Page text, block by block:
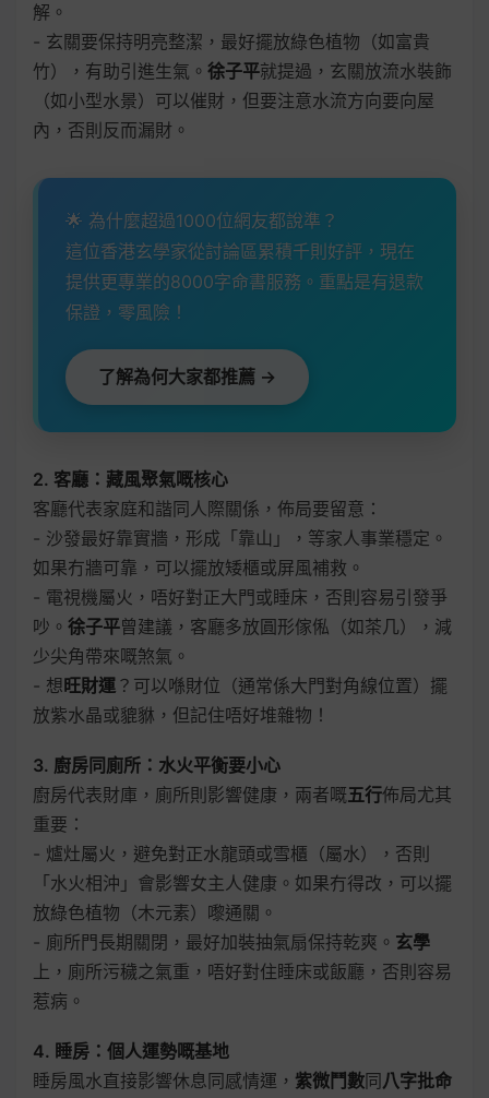
解。
- 玄關要保持明亮整潔，最好擺放綠色植物（如富貴
竹），有助引進生氣。 徐子平就提過，玄關放流水裝飾
（如小型水景）可以催財，但要注意水流方向要向屋
內，否則反而漏財。
🌟 為什麼超過1000位網友都說準？
這位香港玄學家從討論區累積千則好評，現在
提供更專業的8000字命書服務。重點是有退款
保證，零風險！
了解為何大家都推薦 →
2. 客廳：藏風聚氣嘅核心
客廳代表家庭和諧同人際關係，佈局要留意：
- 沙發最好靠實牆，形成「靠山」，等家人事業穩定。
如果冇牆可靠，可以擺放矮櫃或屏風補救。
- 電視機屬火，唔好對正大門或睡床，否則容易引發爭
吵。 徐子平曾建議，客廳多放圓形傢俬（如茶几），減
少尖角帶來嘅煞氣。
- 想 旺財運 ？可以喺財位（通常係大門對角線位置）擺
放紫水晶或貔貅，但記住唔好堆雜物！
3. 廚房同廁所：水火平衡要小心
廚房代表財庫，廁所則影響健康，兩者嘅五行佈局尤其
重要：
- 爐灶屬火，避免對正水龍頭或雪櫃（屬水），否則
「水火相沖」會影響女主人健康。如果冇得改，可以擺
放綠色植物（木元素）嚟通關。
- 廁所門長期關閉，最好加裝抽氣扇保持乾爽。 玄學
上，廁所污穢之氣重，唔好對住睡床或飯廳，否則容易
惹病。
4. 睡房：個人運勢嘅基地
睡房風水直接影響休息同感情運， 紫微鬥數同八字批命